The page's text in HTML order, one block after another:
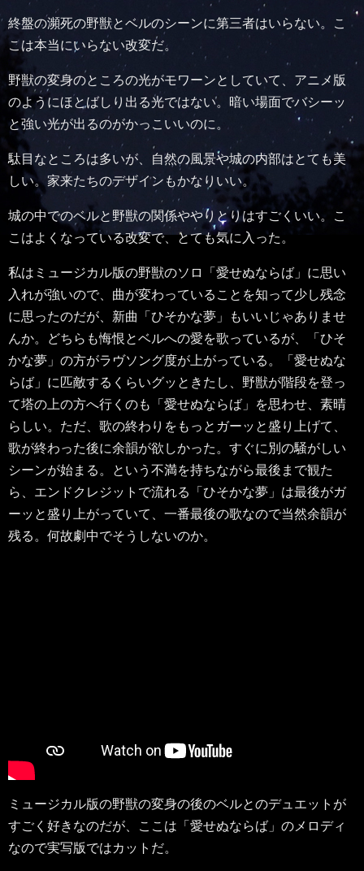
終盤の瀕死の野獣とベルのシーンに第三者はいらない。こ
こは本当にいらない改変だ。
野獣の変身のところの光がモワーンとしていて、アニメ版
のようにほとばしり出る光ではない。暗い場面でバシーッ
と強い光が出るのがかっこいいのに。
駄目なところは多いが、自然の風景や城の内部はとても美
しい。家来たちのデザインもかなりいい。
城の中でのベルと野獣の関係ややりとりはすごくいい。こ
こはよくなっている改変で、とても気に入った。
私はミュージカル版の野獣のソロ「愛せぬならば」に思い
入れが強いので、曲が変わっていることを知って少し残念
に思ったのだが、新曲「ひそかな夢」もいいじゃありませ
んか。どちらも悔恨とベルへの愛を歌っているが、「ひそ
かな夢」の方がラヴソング度が上がっている。「愛せぬな
らば」に匹敵するくらいグッときたし、野獣が階段を登っ
て塔の上の方へ行くのも「愛せぬならば」を思わせ、素晴
らしい。ただ、歌の終わりをもっとガーッと盛り上げて、
歌が終わった後に余韻が欲しかった。すぐに別の騒がしい
シーンが始まる。という不満を持ちながら最後まで観た
ら、エンドクレジットで流れる「ひそかな夢」は最後がガ
ーッと盛り上がっていて、一番最後の歌なので当然余韻が
残る。何故劇中でそうしないのか。
ミュージカル版の野獣の変身の後のベルとのデュエットが
すごく好きなのだが、ここは「愛せぬならば」のメロディ
なので実写版ではカットだ。